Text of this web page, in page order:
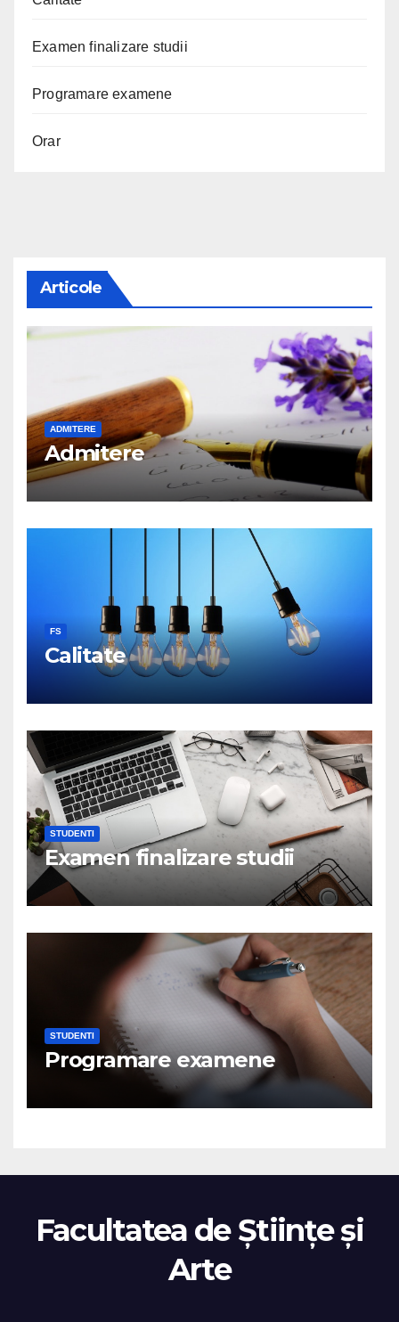
Examen finalizare studii
Programare examene
Orar
Articole
ADMITERE
Admitere
FS
Calitate
STUDENTI
Examen finalizare studii
STUDENTI
Programare examene
Facultatea de Științe și
Arte